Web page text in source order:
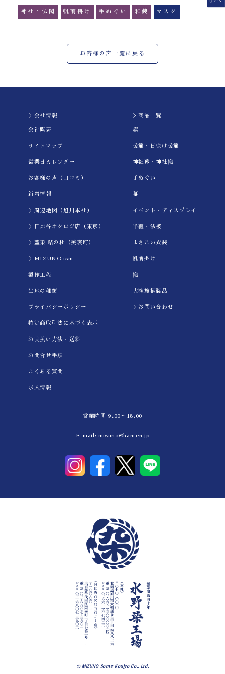
神社・仏閣 帆前掛け 手ぬぐい 和装 マスク
お客様の声一覧に戻る
＞会社情報
会社概要
サイトマップ
営業日カレンダー
お客様の声（口コミ）
新着情報
＞周辺地図（旭川本社）
＞日比谷オクロジ店（東京）
＞藍染 結の杜（美瑛町）
＞MIZUNO ism
製作工程
生地の種類
プライバシーポリシー
特定商取引法に基づく表示
お支払い方法・送料
お問合せ手順
よくある質問
求人情報
＞商品一覧
旗
暖簾・日除け暖簾
神社幕・神社幟
手ぬぐい
幕
イべント・ディスプレイ
半纏・法被
よさこい衣装
帆前掛け
幟
大漁旗柄製品
＞お問い合わせ
営業時間 9:00～18:00
E-mail: mizuno@hanten.jp
© MIZUNO Some Koujyo Co., Ltd.